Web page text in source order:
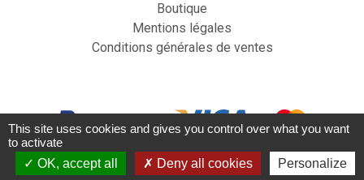
Boutique
Mentions légales
Conditions générales de ventes
©2023 - L’atelier vintage | Création du site par JNWEB
This site uses cookies and gives you control over what you want
to activate
OK, accept all
Deny all cookies Personalize